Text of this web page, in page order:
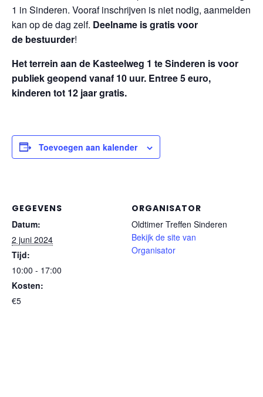
1 in Sinderen. Vooraf inschrijven is niet nodig, aanmelden
kan op de dag zelf. Deelname is gratis voor
de bestuurder!
Het terrein aan de Kasteelweg 1 te Sinderen is voor
publiek geopend vanaf 10 uur. Entree 5 euro,
kinderen tot 12 jaar gratis.
Toevoegen aan kalender
GEGEVENS
Datum:
2 juni 2024
Tijd:
10:00 - 17:00
Kosten:
€5
ORGANISATOR
Oldtimer Treffen Sinderen
Bekijk de site van
Organisator